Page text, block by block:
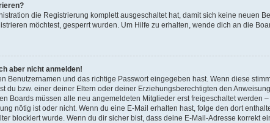
die Registrierung komplett ausgeschaltet hat, damit sich keine neuen
möchtest, gesperrt wurden. Um Hilfe zu erhalten, wende dich an die
aber nicht anmelden!
Benutzernamen und das richtige Passwort eingegeben hast. Wenn diese
du bzw. einer deiner Eltern oder deiner Erziehungsberechtigten den
Boards müssen alle neu angemeldeten Mitglieder erst freigeschaltet werden
nötig ist oder nicht. Wenn du eine E-Mail erhalten hast, folge den dort
blockiert wurde. Wenn du dir sicher bist, dass deine E-Mail-Adresse korrekt